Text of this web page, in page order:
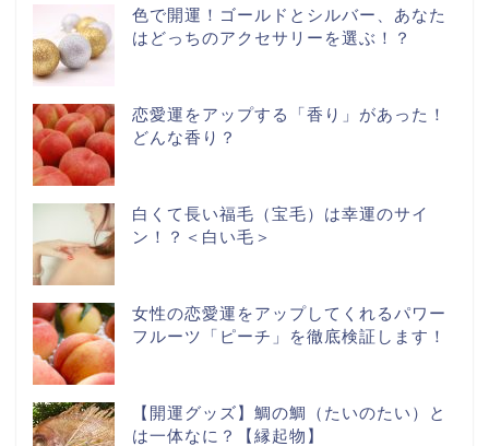
色で開運！ゴールドとシルバー、あなた
はどっちのアクセサリーを選ぶ！？
恋愛運をアップする「香り」があった！
どんな香り？
白くて長い福毛（宝毛）は幸運のサイ
ン！？＜白い毛＞
女性の恋愛運をアップしてくれるパワー
フルーツ「ピーチ」を徹底検証します！
【開運グッズ】鯛の鯛（たいのたい）と
は一体なに？【縁起物】